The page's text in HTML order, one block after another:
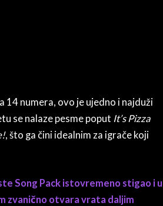
14 numera, ovo je ujedno i najduži
se nalaze pesme poput It’s Pizza
, što ga čini idealnim za igrače koji
Song Pack istovremeno stigao i u
zvanično otvara vrata daljim